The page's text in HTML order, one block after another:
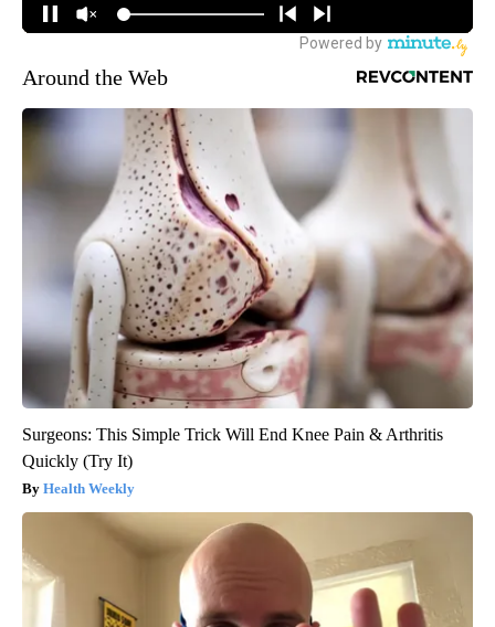
Around the Web
Surgeons: This Simple Trick Will End Knee Pain & Arthritis
Quickly (Try It)
Health Weekly